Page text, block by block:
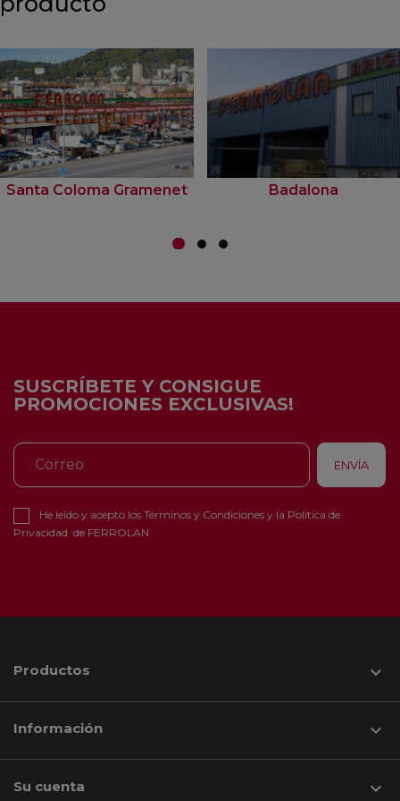
Santa Coloma Gramenet Badalona
SUSCRÍBETE Y CONSIGUE
PROMOCIONES EXCLUSIVAS!
He leído y acepto los Términos y Condiciones y la Política de
Privacidad de FERROLAN
Productos 
Información 
Su cuenta 